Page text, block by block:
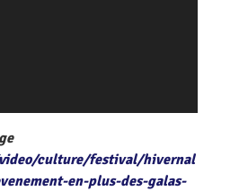
culture/festival/hivernal
en-plus-des-galas-